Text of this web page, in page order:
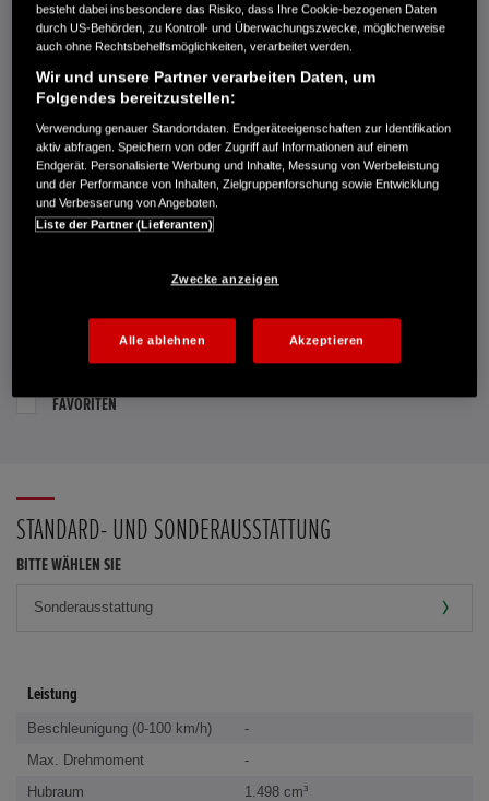
Franz-Haniel-Str. 3
47443 Moers
RUFEN SIE UNS AN:
02841-90920
Route planen
Händlerbestand anzeigen
Dealer Website anzeigen
Händler kontaktieren
PROBEFAHRT VEREINBAREN
FAVORITEN
STANDARD- UND SONDERAUSSTATTUNG
BITTE WÄHLEN SIE
Leistung
Beschleunigung (0-100 km/h)
-
Max. Drehmoment
-
Hubraum
1.498 cm³
besteht dabei insbesondere das Risiko, dass Ihre Cookie-bezogenen Daten
durch US-Behörden, zu Kontroll- und Überwachungszwecke, möglicherweise
auch ohne Rechtsbehelfsmöglichkeiten, verarbeitet werden.
Wir und unsere Partner verarbeiten Daten, um
Folgendes bereitzustellen:
Verwendung genauer Standortdaten. Endgeräteeigenschaften zur Identifikation
aktiv abfragen. Speichern von oder Zugriff auf Informationen auf einem
Endgerät. Personalisierte Werbung und Inhalte, Messung von Werbeleistung
und der Performance von Inhalten, Zielgruppenforschung sowie Entwicklung
und Verbesserung von Angeboten.
Liste der Partner (Lieferanten)
Zwecke anzeigen
Alle ablehnen Akzeptieren